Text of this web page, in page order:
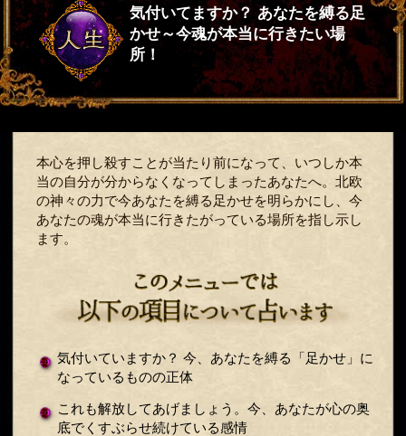
気付いてますか？ あなたを縛る足
かせ～今魂が本当に行きたい場
所！
本心を押し殺すことが当たり前になって、いつしか本
当の自分が分からなくなってしまったあなたへ。北欧
の神々の力で今あなたを縛る足かせを明らかにし、今
あなたの魂が本当に行きたがっている場所を指し示し
ます。
気付いていますか？ 今、あなたを縛る「足かせ」に
なっているものの正体
これも解放してあげましょう。今、あなたが心の奥
底でくすぶらせ続けている感情